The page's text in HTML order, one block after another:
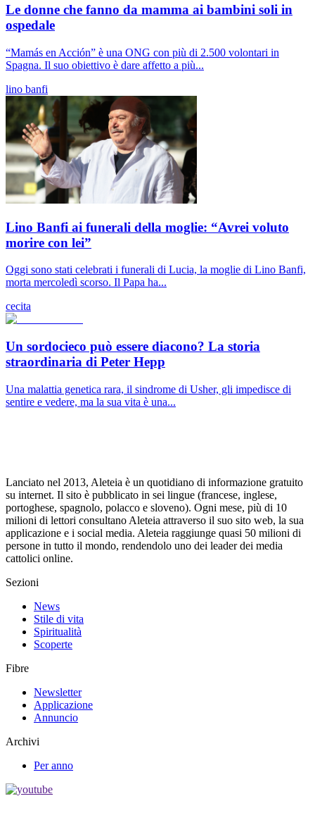
Le donne che fanno da mamma ai bambini soli in
ospedale
“Mamás en Acción” è una ONG con più di 2.500 volontari in
Spagna. Il suo obiettivo è dare affetto a più...
lino banfi
Lino Banfi ai funerali della moglie: “Avrei voluto
morire con lei”
Oggi sono stati celebrati i funerali di Lucia, la moglie di Lino Banfi,
morta mercoledì scorso. Il Papa ha...
cecita
Un sordocieco può essere diacono? La storia
straordinaria di Peter Hepp
Una malattia genetica rara, il sindrome di Usher, gli impedisce di
sentire e vedere, ma la sua vita è una...
Lanciato nel 2013, Aleteia è un quotidiano di informazione gratuito
su internet. Il sito è pubblicato in sei lingue (francese, inglese,
portoghese, spagnolo, polacco e sloveno). Ogni mese, più di 10
milioni di lettori consultano Aleteia attraverso il suo sito web, la sua
applicazione e i social media. Aleteia raggiunge quasi 50 milioni di
persone in tutto il mondo, rendendolo uno dei leader dei media
cattolici online.
Sezioni
News
Stile di vita
Spiritualità
Scoperte
Fibre
Newsletter
Applicazione
Annuncio
Archivi
Per anno